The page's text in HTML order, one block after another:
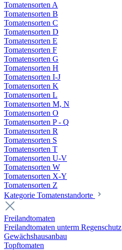
Tomatensorten A
Tomatensorten B
Tomatensorten C
Tomatensorten D
Tomatensorten E
Tomatensorten F
Tomatensorten G
Tomatensorten H
Tomatensorten I-J
Tomatensorten K
Tomatensorten L
Tomatensorten M, N
Tomatensorten O
Tomatensorten P - Q
Tomatensorten R
Tomatensorten S
Tomatensorten T
Tomatensorten U-V
Tomatensorten W
Tomatensorten X-Y
Tomatensorten Z
Kategorie Tomatenstandorte
Freilandtomaten
Freilandtomaten unterm Regenschutz
Gewächshausanbau
Topftomaten